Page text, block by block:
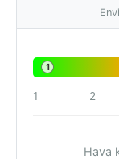
1
1 2
Hava